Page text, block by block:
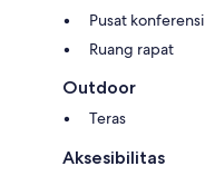
Pusat konferensi
Ruang rapat
Outdoor
Teras
Aksesibilitas